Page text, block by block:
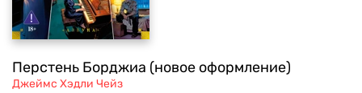
Перстень Борджиа (новое оформление)
Джеймс Хэдли Чейз